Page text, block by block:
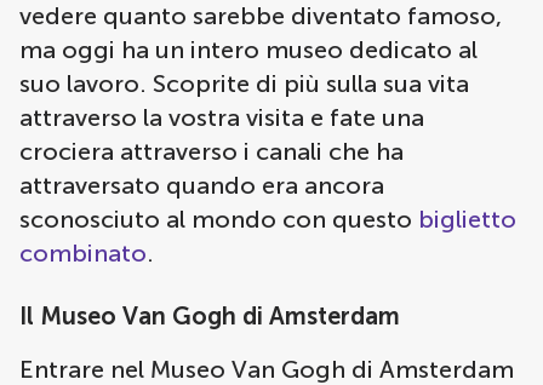
vedere quanto sarebbe diventato famoso,
ma oggi ha un intero museo dedicato al
suo lavoro. Scoprite di più sulla sua vita
attraverso la vostra visita e fate una
crociera attraverso i canali che ha
attraversato quando era ancora
sconosciuto al mondo con questo biglietto
combinato.
Il Museo Van Gogh di Amsterdam
Entrare nel Museo Van Gogh di Amsterdam